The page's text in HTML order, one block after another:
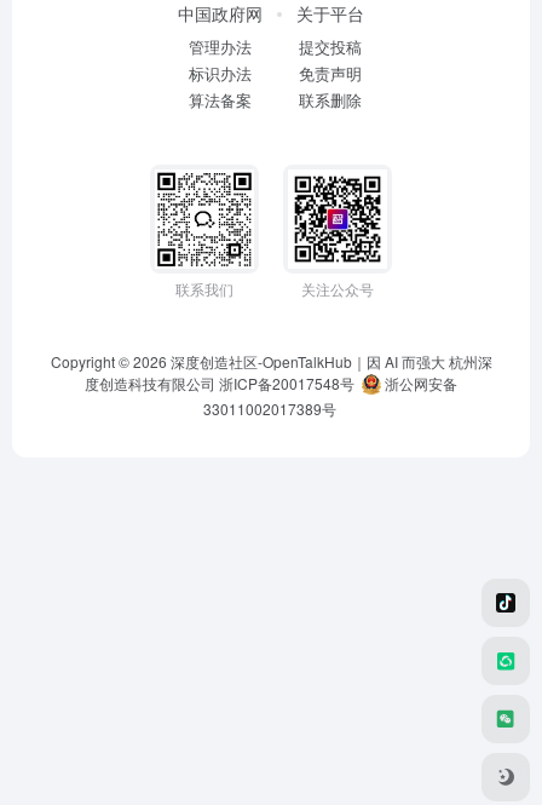
中国政府网
管理办法
标识办法
算法备案
关于平台
提交投稿
免责声明
联系删除
联系我们 关注公众号
Copyright © 2026 深度创造社区-OpenTalkHub｜因 AI 而强大 杭州深
度创造科技有限公司 浙ICP备20017548号
浙公网安备
33011002017389号